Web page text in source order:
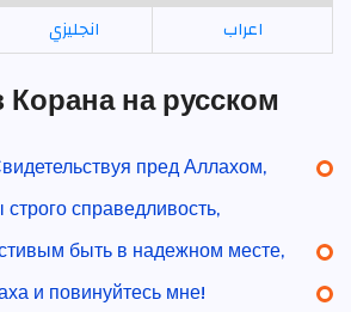
انجليزي اعراب
на русском
пред Аллахом,
справедливость,
быть в надежном месте,
и повинуйтесь мне!